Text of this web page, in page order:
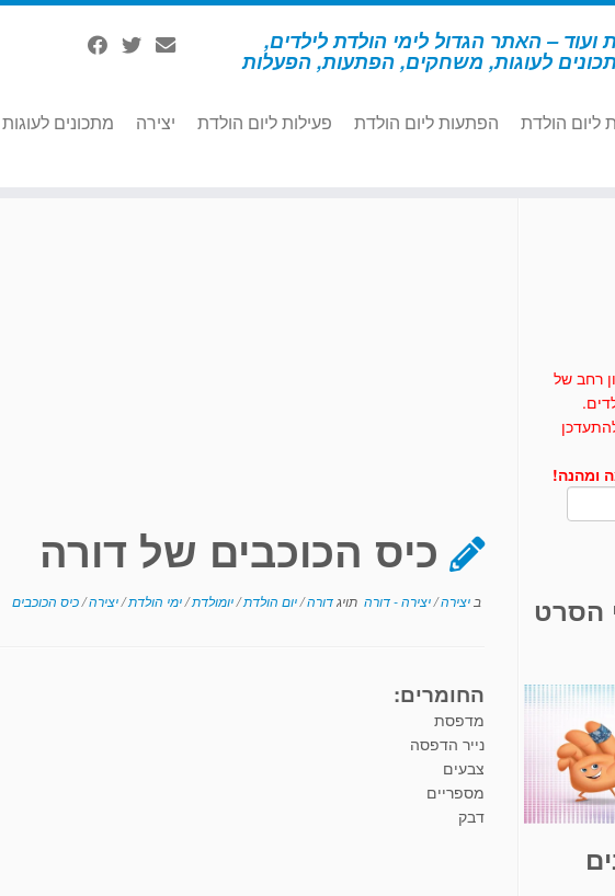
ועוד – האתר הגדול לימי הולדת לילדים,
לעוגות, משחקים, הפתעות, הפעלות
ליום הולדת הפתעות ליום הולדת פעילות ליום הולדת יצירה
מתכונים לעוגות
של דורה
רחב של
ומהנה!
הסרט
כיס הכוכבים של דורה
ב יצירה/יצירה - דורה תויגדורה/יום הולדת/יומולדת/ימי הולדת/יצירה/כיס הכוכבים
החומרים:
מדפסת
נייר הדפסה
צבעים
מספריים
דבק